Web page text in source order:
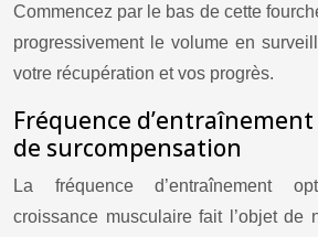
Commencez par le bas de cette
progressivement le volume en
votre récupération et vos progrès.
Fréquence
de surcompensation
La fréquence d’entraînement
croissance musculaire fait l’objet de